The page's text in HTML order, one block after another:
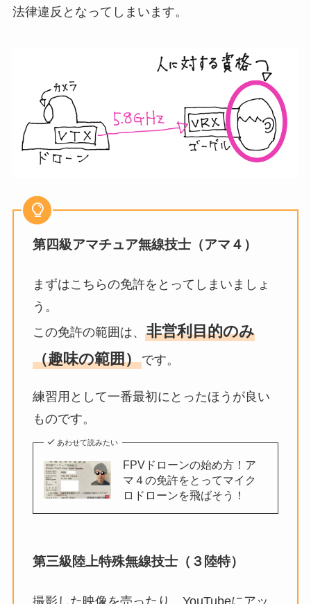
法律違反となってしまいます。
第四級アマチュア無線技士（アマ４）
まずはこちらの免許をとってしまいましょ
う。
この免許の範囲は、 非営利目的のみ
（趣味の範囲）です。
練習用として一番最初にとったほうが良い
ものです。
あわせて読みたい
FPVドローンの始め方！ア
マ４の免許をとってマイク
ロドローンを飛ばそう！
第三級陸上特殊無線技士（３陸特）